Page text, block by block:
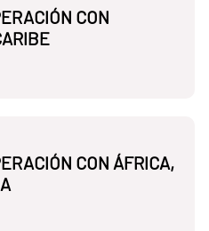
CON
CON ÁFRICA,